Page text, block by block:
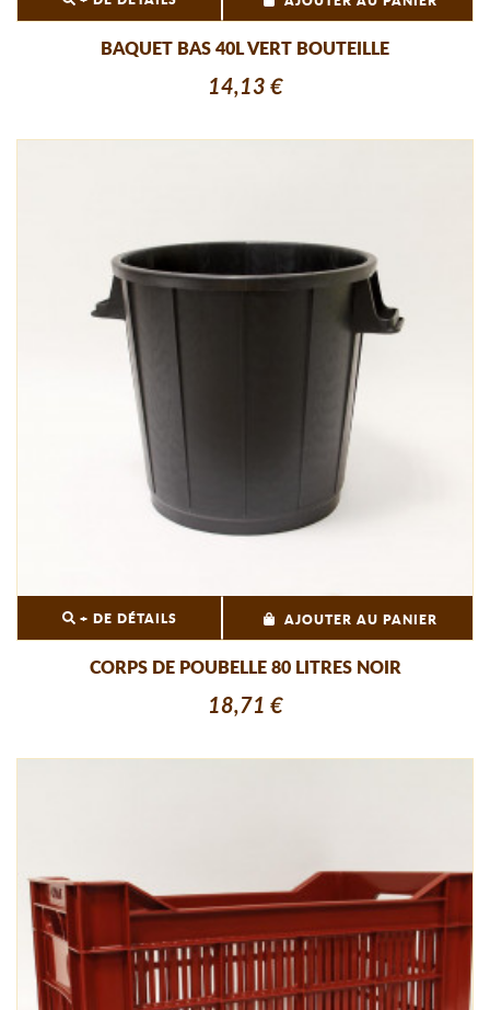
BAQUET BAS 40L VERT BOUTEILLE
14,13 €
+ DE DÉTAILS AJOUTER AU PANIER
CORPS DE POUBELLE 80 LITRES NOIR
18,71 €